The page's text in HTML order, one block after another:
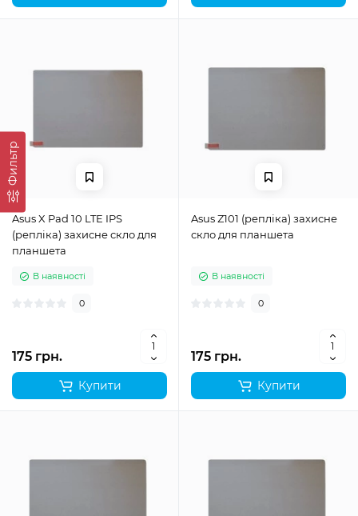
Фильтр
Asus X Pad 10 LTE IPS
(репліка) захисне скло для
планшета
В наявності
0
175 грн.
Купити
Asus Z101 (репліка) захисне
скло для планшета
В наявності
0
175 грн.
Купити